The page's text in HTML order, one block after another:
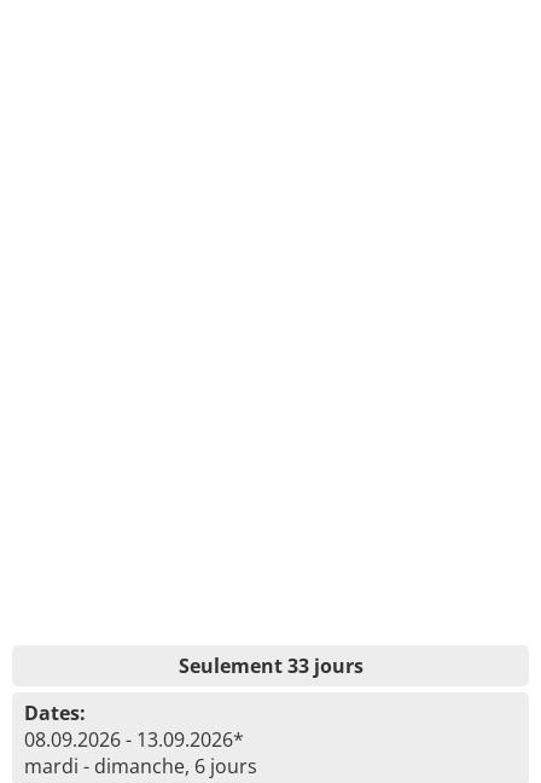
Seulement 33 jours
Dates:
08.09.2026 - 13.09.2026*
mardi - dimanche, 6 jours